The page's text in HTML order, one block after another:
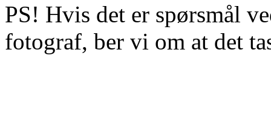
PS! Hvis det er spørsmål
fotograf, ber vi om at det